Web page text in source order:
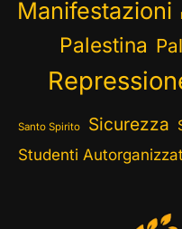
Manifestazioni
Palestina
Santo Spirito Sicurezza
Studenti